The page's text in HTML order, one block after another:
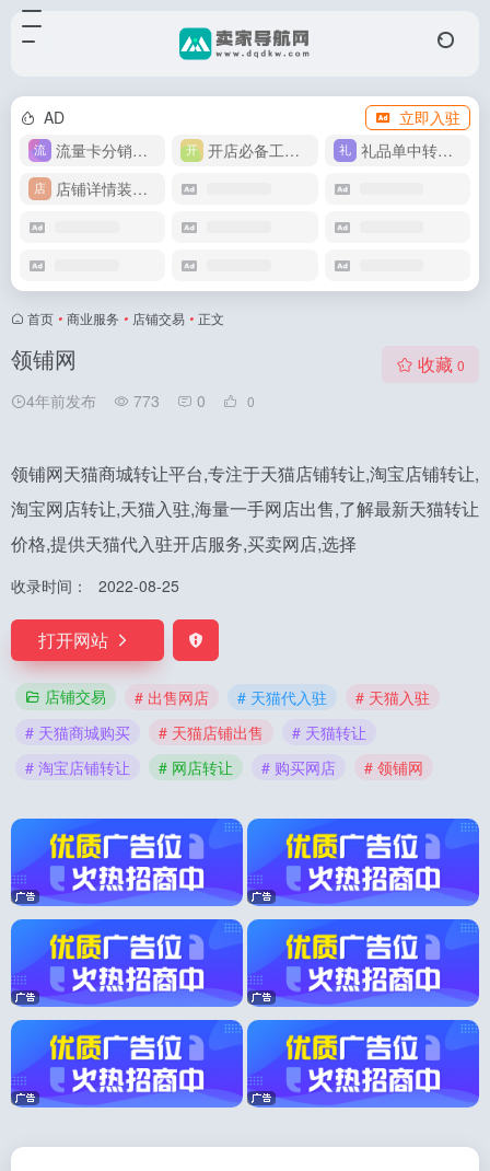
AD
立即入驻
流量卡分销代理
开店必备工具箱
礼品单中转同步单
店铺详情装修模版
首页 • 商业服务 • 店铺交易 • 正文
领铺网
4年前发布 773 0 0
收藏 0
领铺网天猫商城转让平台,专注于天猫店铺转让,淘宝店铺转让,
淘宝网店转让,天猫入驻,海量一手网店出售,了解最新天猫转让
价格,提供天猫代入驻开店服务,买卖网店,选择
收录时间： 2022-08-25
打开网站
店铺交易 # 出售网店 # 天猫代入驻
# 天猫入驻
# 天猫商城购买
# 天猫店铺出售
# 天猫转让
# 淘宝店铺转让
# 网店转让 # 购买网店 # 领铺网